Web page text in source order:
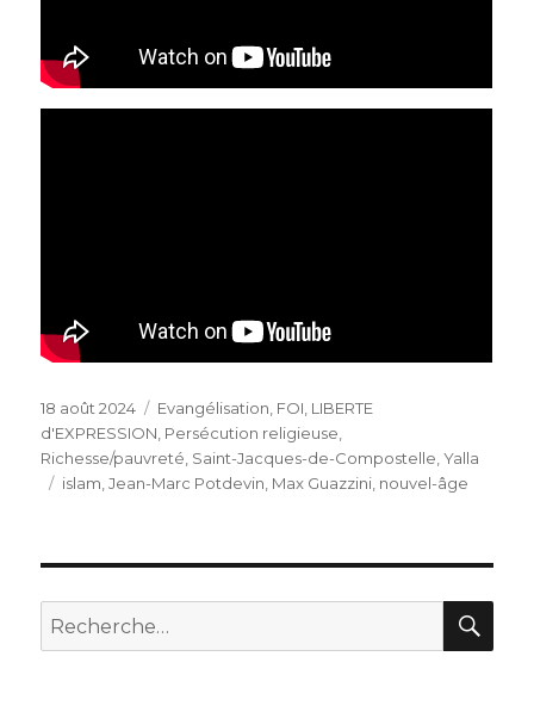
Publié
le
18 août 2024 Catégories
Evangélisation FOI LIBERTE
d'EXPRESSION Persécution religieuse
Richesse/pauvreté Saint-Jacques-de-Compostelle ,Yalla
Étiquettes
islam ,Jean-Marc Potdevin Max Guazzini nouvel-âge
Recherche
pour